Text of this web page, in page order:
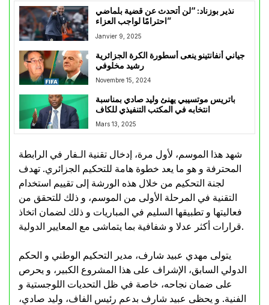
نذير بوزناد: “لن أتحدث عن قضية بلماضي
احترامًا لواجب العزاء”
Janvier 9, 2025
جياني أنفانتينو ينعى أسطورة الكرة الجزائرية
رشيد مخلوفي
Novembre 15, 2024
باتريس موتسيبي يهنئ وليد صادي بمناسبة
انتخابه في المكتب التنفيذي للكاف
Mars 13, 2025
شهد هذا الموسم، لأول مرة، إدخال تقنية الـفار في الرابطة
المحترفة و هو ما يعد خطوة هامة للتحكيم الجزائري. تهدف
لجنة التحكيم من خلال هذه الورشة إلى تقييم استخدام
التقنية في المرحلة الأولى من الموسم، و ذلك للتحقق من
فعاليتها و تطبيقها السليم في المباريات و ذلك لضمان اتخاذ
قرارات أكثر عدلا و شفافية بما يتماشى مع المعايير الدولية.
يتولى مهدي عبيد شارف، مدير التحكيم الوطني و الحكم
الدولي السابق، الإشراف على هذا المشروع الكبير، و يحرص
على ضمان نجاحه، خاصة في ظل التحديات اللوجستية و
الفنية. و يحظى عبيد شارف بدعم رئيس الفاف، وليد صادي،